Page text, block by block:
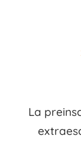
La